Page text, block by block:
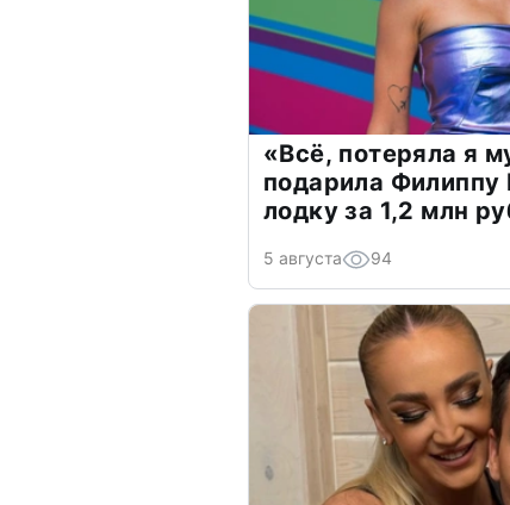
«Всё, потеряла я
подарила
лодку за 1,2 млн
5 августа 94